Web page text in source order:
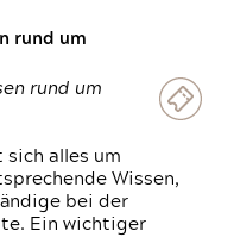
rund um
rund um
sich alles um
Wissen,
bei der
Ein wichtiger